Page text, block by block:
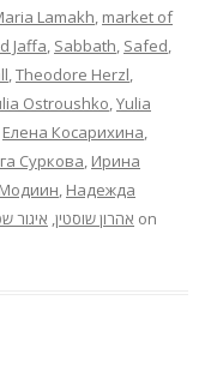
Lamakh, market of
Jaffa, Sabbath, Safed,
,Theodore Herzl,
Ostroushko,Yulia
Елена Косарихина,
Суркова, Ирина
Модиин, Надежда
אהרון שוסטין, איגור
on